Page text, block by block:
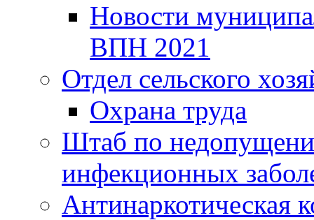
Новости
ВПН 2021
Отдел сельского
Охрана труда
Штаб по
инфекционных
Антинаркотическая